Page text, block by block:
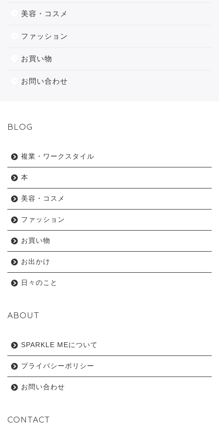
美容・コスメ
ファッション
お買い物
お問い合わせ
BLOG
複業・ワークスタイル
本
美容・コスメ
ファッション
お買い物
お出かけ
日々のこと
ABOUT
SPARKLE MEについて
プライバシーポリシー
お問い合わせ
CONTACT